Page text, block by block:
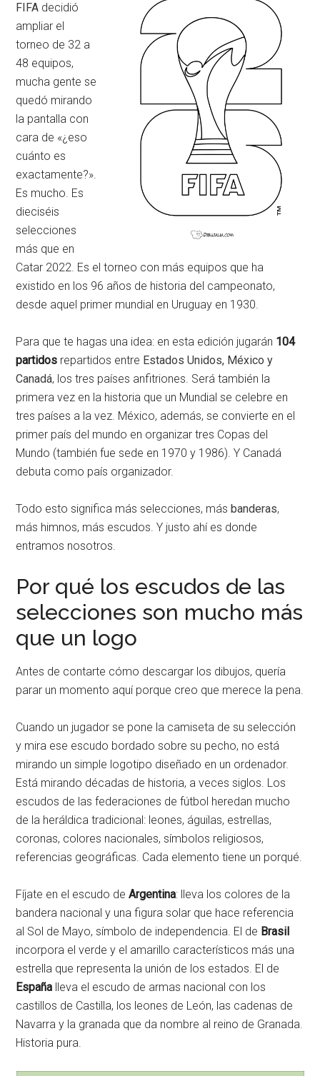
FIFA decidió
ampliar el
torneo de 32 a
48 equipos,
mucha gente se
quedó mirando
la pantalla con
cara de «¿eso
cuánto es
exactamente?».
Es mucho. Es
dieciséis
selecciones
más que en
Catar 2022. Es el torneo con más equipos que ha
existido en los 96 años de historia del campeonato,
desde aquel primer mundial en Uruguay en 1930.
Para que te hagas una idea: en esta edición jugarán 104
partidos repartidos entre Estados Unidos, México y
Canadá, los tres países anfitriones. Será también la
primera vez en la historia que un Mundial se celebre en
tres países a la vez. México, además, se convierte en el
primer país del mundo en organizar tres Copas del
Mundo (también fue sede en 1970 y 1986). Y Canadá
debuta como país organizador.
Todo esto significa más selecciones, más banderas,
más himnos, más escudos. Y justo ahí es donde
entramos nosotros.
Por qué los escudos de las
selecciones son mucho más
que un logo
Antes de contarte cómo descargar los dibujos, quería
parar un momento aquí porque creo que merece la pena.
Cuando un jugador se pone la camiseta de su selección
y mira ese escudo bordado sobre su pecho, no está
mirando un simple logotipo diseñado en un ordenador.
Está mirando décadas de historia, a veces siglos. Los
escudos de las federaciones de fútbol heredan mucho
de la heráldica tradicional: leones, águilas, estrellas,
coronas, colores nacionales, símbolos religiosos,
referencias geográficas. Cada elemento tiene un porqué.
Fíjate en el escudo deArgentina: lleva los colores de la
bandera nacional y una figura solar que hace referencia
al Sol de Mayo, símbolo de independencia. El de Brasil
incorpora el verde y el amarillo característicos más una
estrella que representa la unión de los estados. El de
España lleva el escudo de armas nacional con los
castillos de Castilla, los leones de León, las cadenas de
Navarra y la granada que da nombre al reino de Granada.
Historia pura.